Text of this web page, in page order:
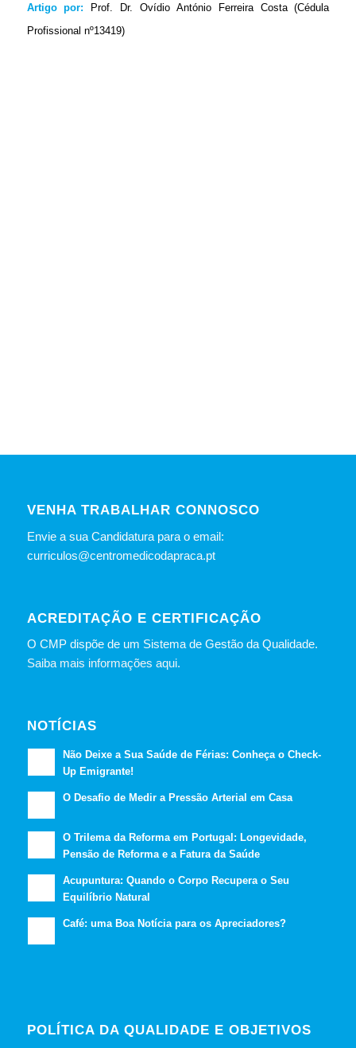
Artigo por: Prof. Dr. Ovídio António Ferreira Costa (Cédula
Profissional nº13419)
VENHA TRABALHAR CONNOSCO
Envie a sua Candidatura para o email:
curriculos@centromedicodapraca.pt
ACREDITAÇÃO E CERTIFICAÇÃO
O CMP dispõe de um Sistema de Gestão da Qualidade.
Saiba mais informações aqui.
NOTÍCIAS
Não Deixe a Sua Saúde de Férias: Conheça o Check-
Up Emigrante!
O Desafio de Medir a Pressão Arterial em Casa
O Trilema da Reforma em Portugal: Longevidade,
Pensão de Reforma e a Fatura da Saúde
Acupuntura: Quando o Corpo Recupera o Seu
Equilíbrio Natural
Café: uma Boa Notícia para os Apreciadores?
POLÍTICA DA QUALIDADE E OBJETIVOS